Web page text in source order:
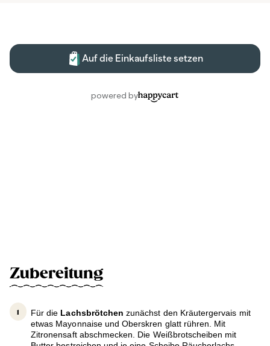
Zubereitung
Für die Lachsbrötchenzunächst den Kräutergervais mit
etwas Mayonnaise und Oberskren glatt rühren. Mit
Zitronensaft abschmecken. Die Weißbrotscheiben mit